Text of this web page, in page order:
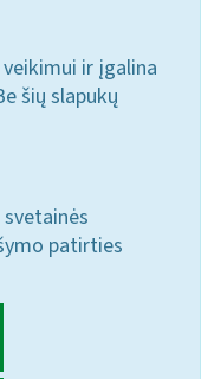
ir įgalina
šių slapukų
patirties